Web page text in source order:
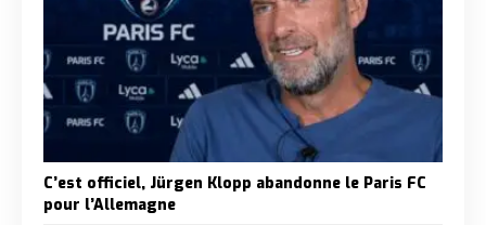
C’est officiel, Jürgen Klopp abandonne le Paris FC
pour l’Allemagne